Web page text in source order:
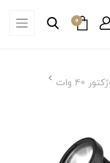
0
40 وات